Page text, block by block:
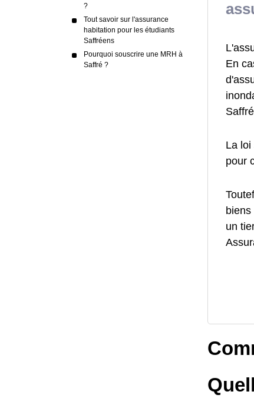
?
Tout savoir sur l'assurance
habitation pour les étudiants
Saffréens
Pourquoi souscrire une MRH à
Saffré ?
En
La
pour
un